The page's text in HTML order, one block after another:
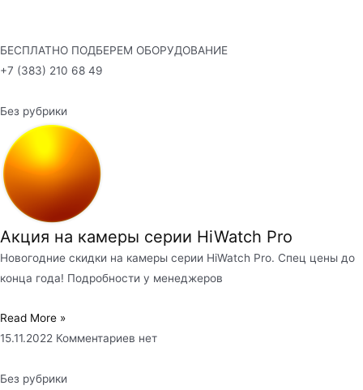
БЕСПЛАТНО ПОДБЕРЕМ ОБОРУДОВАНИЕ
+7 (383) 210 68 49
Без рубрики
Акция на камеры серии HiWatch Pro
Новогодние скидки на камеры серии HiWatch Pro. Спец цены до
конца года! Подробности у менеджеров
Read More »
15.11.2022 Комментариев нет
Без рубрики